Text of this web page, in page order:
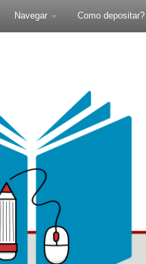
Navegar Como depositar?